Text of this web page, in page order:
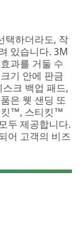
택하더라도, 작
있습니다. 3M
과를 거둘 수
기 안에 판금
크 백업 패드,
은 웻 샌딩 또
킷™, 스티킷™
두 제공합니다.
어 고객의 비즈